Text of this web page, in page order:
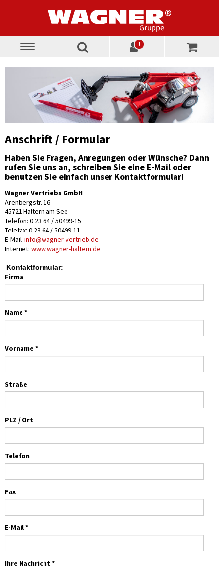
Toggle
!
Anschrift / Formular
Haben Sie Fragen, Anregungen oder Wünsche? Dann
rufen Sie uns an, schreiben Sie eine E-Mail oder
benutzen Sie einfach unser Kontaktformular!
Wagner Vertriebs GmbH
Arenbergstr. 16
45721 Haltern am See
Telefon: 0 23 64 / 50499-15
Telefax: 0 23 64 / 50499-11
E-Mail: info@wagner-vertrieb.de
Internet: www.wagner-haltern.de
Kontaktformular:
Firma
Name *
Vorname *
Straße
PLZ / Ort
Telefon
Fax
E-Mail *
Ihre Nachricht *